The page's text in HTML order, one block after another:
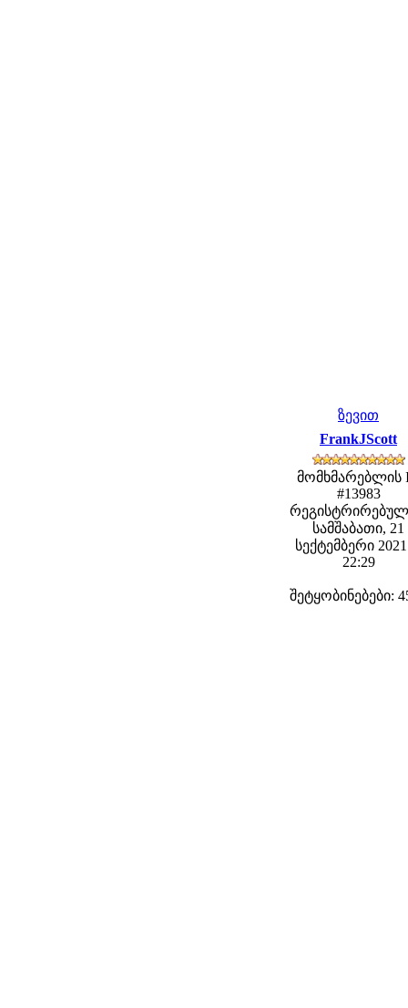
ზევით
FrankJScott
მომხმარებლის
#13983
სამშაბათი, 21
სექტემბერი
22:29
შეტყობინებები: